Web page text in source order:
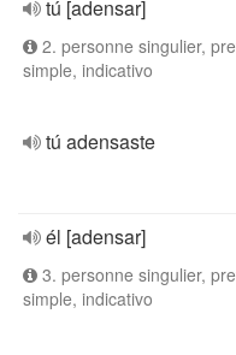
tú [adensar]
2. personne singulier,
simple, indicativo
tú adensaste
él [adensar]
3. personne singulier,
simple, indicativo